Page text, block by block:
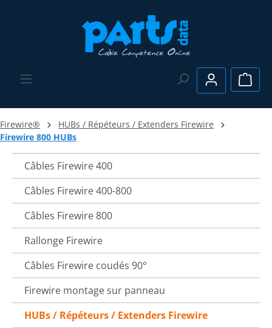
Le
Firewire®
HUBs / Répéteurs / Extenders Firewire
Firewire 800 HUBs
Câbles Firewire 400
Câbles Firewire 400-800
Câbles Firewire 800
Rallonge Firewire
Câbles Firewire coudés 90°
Firewire montage sur panneau
HUBs / Répéteurs / Extenders Firewire